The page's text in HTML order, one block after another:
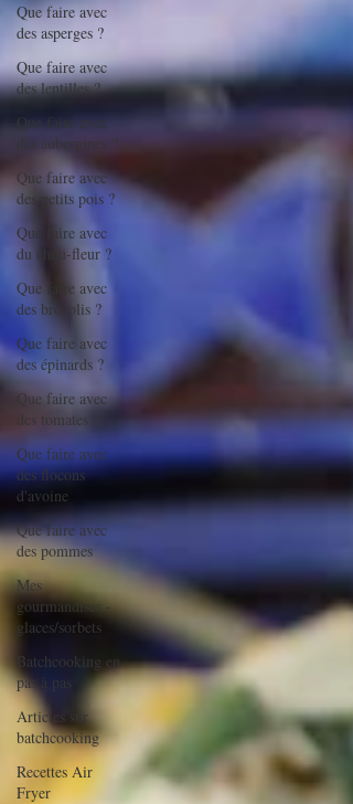
Que faire avec
des asperges ?
Que faire avec
des lentilles ?
Que faire avec
des aubergines ?
Que faire avec
des petits pois ?
Que faire avec
du chou-fleur ?
Que faire avec
des brocolis ?
Que faire avec
des épinards ?
Que faire avec
des tomates ?
Que faire avec
des flocons
d'avoine
Que faire avec
des pommes
Mes
gourmandises -
glaces/sorbets
Batchcooking en
pas à pas
Articles sur
batchcooking
Recettes Air
Fryer